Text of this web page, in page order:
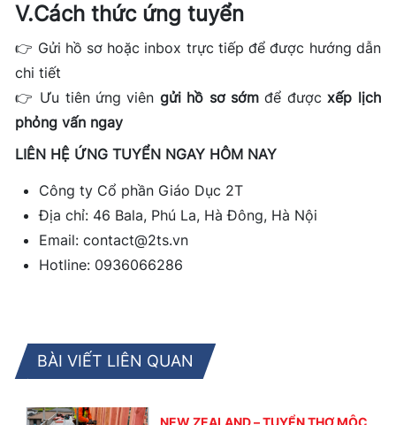
V.Cách thức ứng tuyển
👉 Gửi hồ sơ hoặc inbox trực tiếp để được hướng dẫn
chi tiết
👉 Ưu tiên ứng viên gửi hồ sơ sớm để đượcxếp lịch
phỏng vấn ngay
LIÊN HỆ ỨNG TUYỂN NGAY HÔM NAY
Công ty Cổ phần Giáo Dục 2T
Địa chỉ: 46 Bala, Phú La, Hà Đông, Hà Nội
Email: contact@2ts.vn
Hotline: 0936066286
BÀI VIẾT LIÊN QUAN